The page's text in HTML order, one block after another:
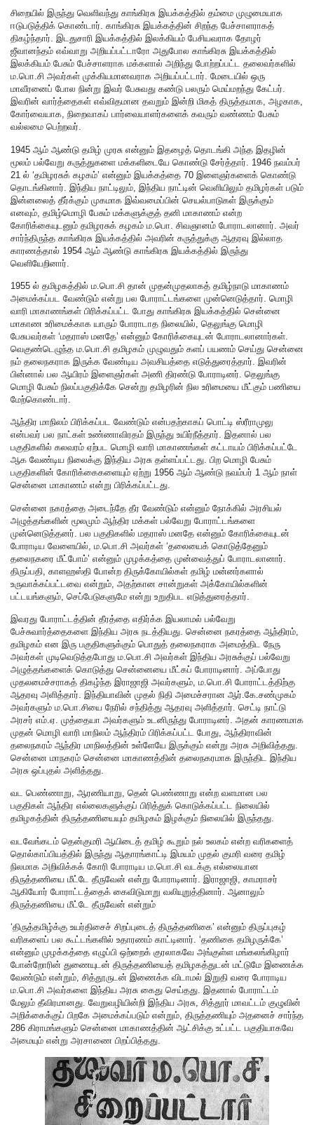
சிறையில் இருந்து வெளிவந்து காங்கிரசு இயக்கத்தில் தம்மை முழுமையாக
ஈடுபடுத்திக் கொண்டார். காங்கிரசு இயக்கத்தின் சிறந்த பேச்சாளராகத்
திகழ்ந்தார். இடதுசாரி இயக்கத்தில் இலக்கியம் பேசியவராக தோழர்
ஜீவானந்தம் எவ்வாறு அறியப்பட்டாரோ அதுபோல காங்கிரசு இயக்கத்தில்
இலக்கியம் பேசும் பேச்சாளராக மக்களால் அறிந்து போற்றப்பட்ட தலைவர்களில்
ம.பொ.சி அவர்கள் முக்கியமானவராக அறியப்பட்டார். மேடையில் ஒரு
மாவீரனைப் போல நின்று இவர் பேசுவது கண்டு பலரும் மெய்மறந்து கேட்பர்.
இவரின் வார்த்தைகள் எவ்விதமான தவறும் இன்றி மிகத் திருத்தமாக, அழகாக,
கோர்வையாக, நிறைவாகப் பார்வையாளர்களைக் கவரும் வண்ணம் பேசும்
வல்லமை பெற்றவர்.
1945 ஆம் ஆண்டு தமிழ் முரசு என்னும் இதழைத் தொடங்கி அந்த இதழின்
மூலம் பல்வேறு கருத்துகளை மக்களிடையே கொண்டு சேர்த்தார். 1946 நவம்பர்
21 ல் ‘தமிழரசுக் கழகம்’ என்னும் இயக்கத்தை 70 இளைஞர்களைக் கொண்டு
தொடங்கினார். இந்திய நாட்டிலும், இந்திய நாட்டின் வெளியிலும் தமிழர்கள் படும்
இன்னலைத் தீர்க்கும் முகமாக இவ்வமைப்பின் செயல்பாடுகள் இருக்கும்
எனவும், தமிழ்மொழி பேசும் மக்களுக்குத் தனி மாகாணம் என்ற
கோரிக்கையுடனும் தமிழரசுக் கழகம் ம.பொ. சிவஞானம் போராடலானார். அவர்
சார்ந்திருந்த காங்கிரசு இயக்கத்தில் அவரின் கருத்துக்கு ஆதரவு இல்லாத
காரணத்தால் 1954 ஆம் ஆண்டு காங்கிரசு இயக்கத்தில் இருந்து
வெளியேறினார்.
1955 ல் தமிழகத்தில் ம.பொ.சி தான் முதன்முதலாகத் தமிழ்நாடு மாகாணம்
அமைக்கப்பட வேண்டும் என்று பல போராட்டங்களை முன்னெடுத்தார். மொழி
வாரி மாகாணங்கள் பிரிக்கப்பட்ட போது காங்கிரசு இயக்கத்தில் சென்னை
மாகாண உரிமைக்காக யாரும் போராடாத நிலையில், தெலுங்கு மொழி
பேசுபவர்கள் ‘மதராஸ் மனதே’ என்னும் கோரிக்கையுடன் போராடலானார்கள்.
வெகுண்டெழுந்த ம.பொ.சி தமிழகம் முழுவதும் களப் பயணம் செய்து சென்னை
நம் தலைநகராக இருக்க வேண்டிய அவசியத்தை எடுத்துரைத்தார். இவரின்
பின்னால் பல ஆயிரம் இளைஞர்கள் அணி திரண்டு போராடினர். தெலுங்கு
மொழி பேசும் நிலப்பகுதிக்கே சென்று தமிழரின் நில உரிமையை மீட்கும் பணியை
மேற்கொண்டார்.
ஆந்திர மாநிலம் பிரிக்கப்பட வேண்டும் என்பதற்காகப் பொட்டி ஸ்ரீராமுலு
என்பவர் பல நாட்கள் உண்ணாவிரதம் இருந்து உயிர்நீத்தார். இதனால் பல
பகுதிகளில் கலவரம் ஏற்பட மொழி வாரி மாகாணங்கள் கட்டாயம் பிரிக்கப்பட்டே
ஆக வேண்டிய நிலைக்கு இந்திய அரசு தள்ளப்பட்டது. பிற மொழி பேசும்
பகுதிகளின் கோரிக்கைகளையும் ஏற்று 1956 ஆம் ஆண்டு நவம்பர் 1 ஆம் நாள்
சென்னை மாகாணம் என்று பிரிக்கப்பட்டது.
சென்னை நகரத்தை அடைந்தே தீர வேண்டும் என்னும் நோக்கில் அரசியல்
அழுத்தங்களின் மூலமும் ஆந்திர மக்கள் பல்வேறு போராட்டங்களை
முன்னெடுத்தனர். பல பகுதிகளில் மதராஸ் மனதே என்னும் கோரிக்கையுடன்
போராடிய வேளையில், ம.பொ.சி அவர்கள் ‘தலையைக் கொடுத்தேனும்
தலைநகரை மீட்போம்’ என்னும் முழக்கத்தை முன்வைத்துப் போராடலானார்.
திருப்பதி, காளஹஸ்தி போன்ற திருக்கோயில்கள் தமிழ் மன்னர்களால்
உருவாக்கப்பட்டவை என்றும், அதற்கான சான்றுகள் அக்கோயில்களின்
பட்டயங்களும், செப்பேடுகளுமே என்று உறுதிபட எடுத்துரைத்தார்.
இவரது போராட்டத்தின் தீரத்தை எதிர்க்க இயலாமல் பல்வேறு
பேச்சுவார்த்தைகளை இந்திய அரசு நடத்தியது. சென்னை நகரத்தை ஆந்திரம்,
தமிழகம் என இரு பகுதிகளுக்கும் பொதுத் தலைநகராக அமைத்திட நேரு
அவர்கள் முடிவெடுத்தபோது ம.பொ.சி அவர்கள் இந்திய அரசுக்குப் பல்வேறு
அழுத்தங்களைக் கொடுத்து சென்னையை மீட்கப் போராடினார். அப்போது
முதலமைச்சராகத் திகழ்ந்த இராஜாஜி அவர்களும், ம.பொ.சி போராட்டத்திற்கு
ஆதரவு அளித்தார். இந்தியாவின் முதல் நிதி அமைச்சரான ஆர்.கே.சண்முகம்
அவர்களும் ம.பொ.சியை நேரில் சந்தித்து ஆதரவு அளித்தார். செட்டி நாட்டு
அரசர் எம்.ஏ. முத்தையா அவர்களும் உடனிருந்து போராடினர். அதன் காரணமாக
முதன் மொழி வாரி மாநிலம் ஆந்திரம் பிரிக்கப்பட்ட போது, ஆந்திராவின்
தலைநகரம் ஆந்திர மாநிலத்தின் உள்ளேயே இருக்கும் என்று அரசு அறிவித்தது.
சென்னை மாநகரம் சென்னை மாகாணத்தின் தலைநகரமாக இருந்திட இந்திய
அரசு ஒப்புதல் அளித்தது.
வட பெண்ணாறு, ஆரணியாறு, தென் பெண்ணாறு என்ற வளமான பல
பகுதிகள் ஆந்திர எல்லைகளுக்குப் பிரித்துக் கொடுக்கப்பட்ட நிலையில்
தமிழகத்தின் திருத்தணியையும் தமிழகம் இழக்கும் நிலையில் இருந்தது.
வடவேங்கடம் தென்குமரி ஆயிடைத் தமிழ் கூறும் நல் உலகம் என்ற வரிகளைத்
தொல்காப்பியத்தில் இருந்து ஆதாரங்காட்டி இமயம் முதல் குமரி வரை தமிழ்
நிலமாக அறிவிக்கக் கோரி போராடிய ம.பொ.சி வடக்கு எல்லையான
திருத்தணியை மீட்டே தீருவேன் என்று போராடினார். இராஜாஜி, காமராசர்
ஆகியோர் போராட்டத்தைக் கைவிடுமாறு வலியுறுத்தினார். ஆனாலும்
திருத்தணியை மீட்டே தீருவேன் என்றும்
‘திருத்தமிழ்க்கு உயர்திசைச் சிறப்புடைத் திருத்தணிகை’ என்னும் திருப்புகழ்
வரிகளைப் பல கூட்டங்களில் உதாரணம் காட்டினார். ‘தணிகை தமிழருக்கே’
என்னும் முழக்கத்தை எழுப்பி ஒற்றைக் குரலாகவே அங்குள்ள மங்கலங்கிழார்
போன்றோரின் துணையுடன் திருத்தணியைத் தமிழகத்துடன் மட்டுமே இணைக்க
வேண்டும் என்றும், சித்தூருடன் இணைக்க விடாமல் இறுதி வரை போராடிய
ம.பொ.சி அவர்களை இந்திய அரசு கைது செய்தது. இதனால் போராட்டம்
மேலும் தீவிரமானது. வேறுவழியின்றி இந்திய அரசு, சித்தூர் மாவட்டம் குழுவின்
அறிக்கைக்குப் பிறகே அமைக்கப்படும் என்றும், திருத்தணியும் அதனைச் சார்ந்த
286 கிராமங்களும் சென்னை மாகாணத்தின் ஆட்சிக்கு உட்பட்ட பகுதியாகவே
அமையும் என்று அரசாணை பிறப்பித்தது.